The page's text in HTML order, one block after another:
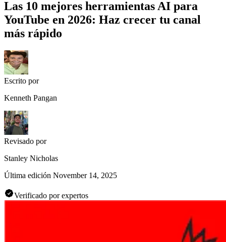
Las 10 mejores herramientas AI para
YouTube en 2026: Haz crecer tu canal
más rápido
Escrito por
Kenneth Pangan
Revisado por
Stanley Nicholas
Última edición November 14, 2025
Verificado por expertos